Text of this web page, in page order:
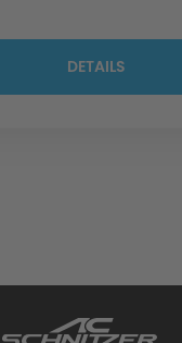
DETAILS